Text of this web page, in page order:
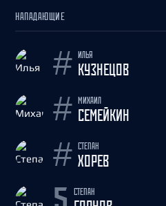
НАПАДАЮЩИЕ
# ИЛЬЯ
КУЗНЕЦОВ
# МИХАИЛ
СЕМЕЙКИН
# СТЕПАН
ХОРЕВ
5 СТЕПАН